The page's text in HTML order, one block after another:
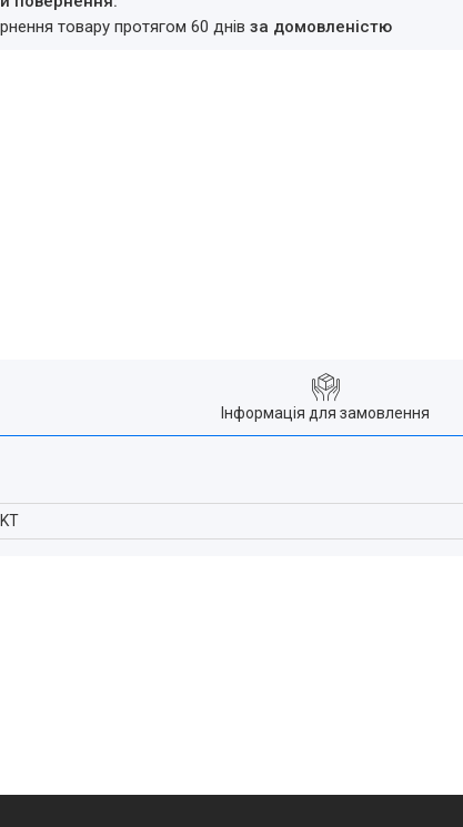
товару протягом 60 днівза домовленістю
Інформація для замовлення